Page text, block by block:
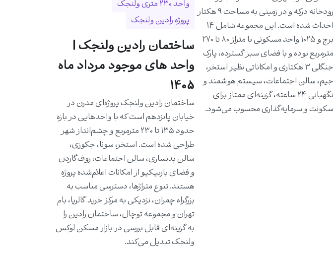
رودخانه درکه و در زمینی به مساحت ۹ هکتار
احداث شده است. این مجموعه شامل ۱۴
برج و ۱۰۲۵ واحد مسکونی با متراژ ۸۰ تا ۲۷۰
مترمربع بوده و با فضای سبز گسترده، پارک
جنگلی ۳ هکتاری و امکاناتی نظیر استخر،
جیم، سالن اجتماعات، سیستم هوشمند و
نگهبانی ۲۴ ساعته، گزینه‌ای ممتاز برای
سکونت و سرمایه‌گذاری محسوب می‌شود.
واحد ۲۳۰ متری ولنجک
پروژه رادین ولنجک
ساختمان رادین ولنجک |
واحد های موجود مرداد ماه
1405
ساختمان رادین ولنجک پروژه‌ای مدرن در
خیابان پانزدهم است که با واحدهایی در بازه
حدود ۱۳۵ تا ۲۳۰ مترمربع و چشم‌انداز شهر
طراحی شده است. استخر، سونا، جکوزی،
سالن بدنسازی، سالن اجتماعات، روف‌گاردن
و فضای باربیکیو از امکانات اعلام‌شده پروژه
هستند. تنوع متراژها، دسترسی مناسب به
بزرگراه چمران، نزدیکی به مرکز خرید گالریا، بام
تهران و مجموعه توچال، ساختمان رادین را
به گزینه‌ای قابل بررسی در بازار مسکن لوکس
ولنجک تبدیل می‌کند.